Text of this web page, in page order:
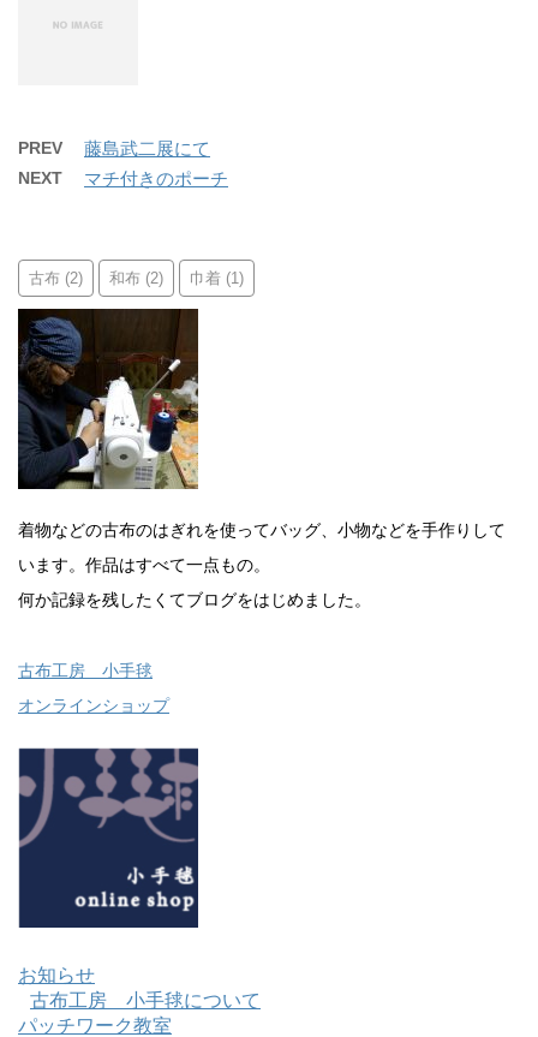
PREV 藤島武二展にて
NEXT マチ付きのポーチ
古布 (2) 和布 (2) 巾着 (1)
着物などの古布のはぎれを使ってバッグ、小物などを手作りして
います。作品はすべて一点もの。
何か記録を残したくてブログをはじめました。
古布工房 小手毬
オンラインショップ
お知らせ
古布工房 小手毬について
パッチワーク教室